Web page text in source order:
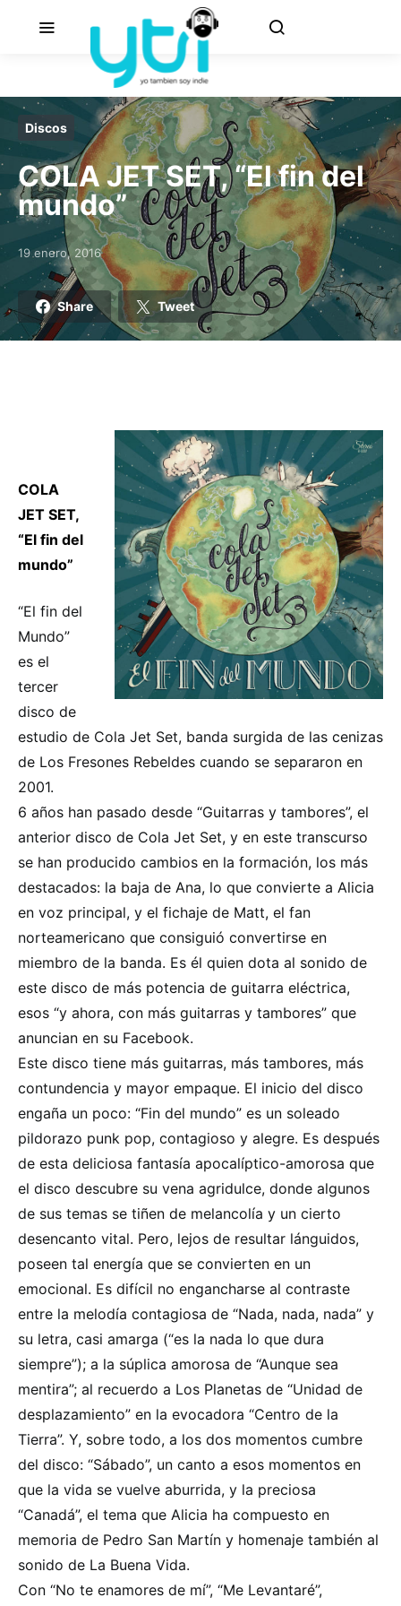
Discos
COLA JET SET, “El fin del
mundo”
Posted on
19 enero, 2016
Share Tweet
COLA
JET SET,
“El fin del
mundo”
“El fin del
Mundo”
es el
tercer
disco de
estudio de Cola Jet Set, banda surgida de las cenizas
de Los Fresones Rebeldes cuando se separaron en
2001.
6 años han pasado desde “Guitarras y tambores”, el
anterior disco de Cola Jet Set, y en este transcurso
se han producido cambios en la formación, los más
destacados: la baja de Ana, lo que convierte a Alicia
en voz principal, y el fichaje de Matt, el fan
norteamericano que consiguió convertirse en
miembro de la banda. Es él quien dota al sonido de
este disco de más potencia de guitarra eléctrica,
esos “y ahora, con más guitarras y tambores” que
anuncian en su Facebook.
Este disco tiene más guitarras, más tambores, más
contundencia y mayor empaque. El inicio del disco
engaña un poco: “Fin del mundo” es un soleado
pildorazo punk pop, contagioso y alegre. Es después
de esta deliciosa fantasía apocalíptico-amorosa que
el disco descubre su vena agridulce, donde algunos
de sus temas se tiñen de melancolía y un cierto
desencanto vital. Pero, lejos de resultar lánguidos,
poseen tal energía que se convierten en un
emocional. Es difícil no engancharse al contraste
entre la melodía contagiosa de “Nada, nada, nada” y
su letra, casi amarga (“es la nada lo que dura
siempre”); a la súplica amorosa de “Aunque sea
mentira”; al recuerdo a Los Planetas de “Unidad de
desplazamiento” en la evocadora “Centro de la
Tierra”. Y, sobre todo, a los dos momentos cumbre
del disco: “Sábado”, un canto a esos momentos en
que la vida se vuelve aburrida, y la preciosa
“Canadá”, el tema que Alicia ha compuesto en
memoria de Pedro San Martín y homenaje también al
sonido de La Buena Vida.
Con “No te enamores de mí”, “Me Levantaré”,